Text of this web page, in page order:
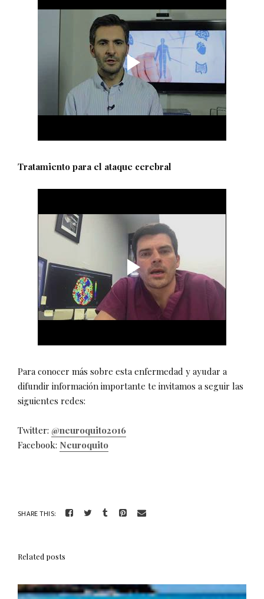
Tratamiento para el ataque cerebral
Para conocer más sobre esta enfermedad y ayudar a
difundir información importante te invitamos a seguir las
siguientes redes:
Twitter: @neuroquito2016
Facebook: Neuroquito
SHARE THIS:
Related posts